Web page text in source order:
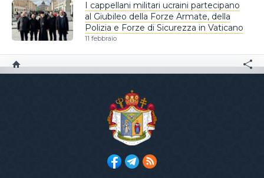
I cappellani militari ucraini partecipano
al Giubileo della Forze Armate, della
Polizia e Forze di Sicurezza in Vaticano
11 febbraio